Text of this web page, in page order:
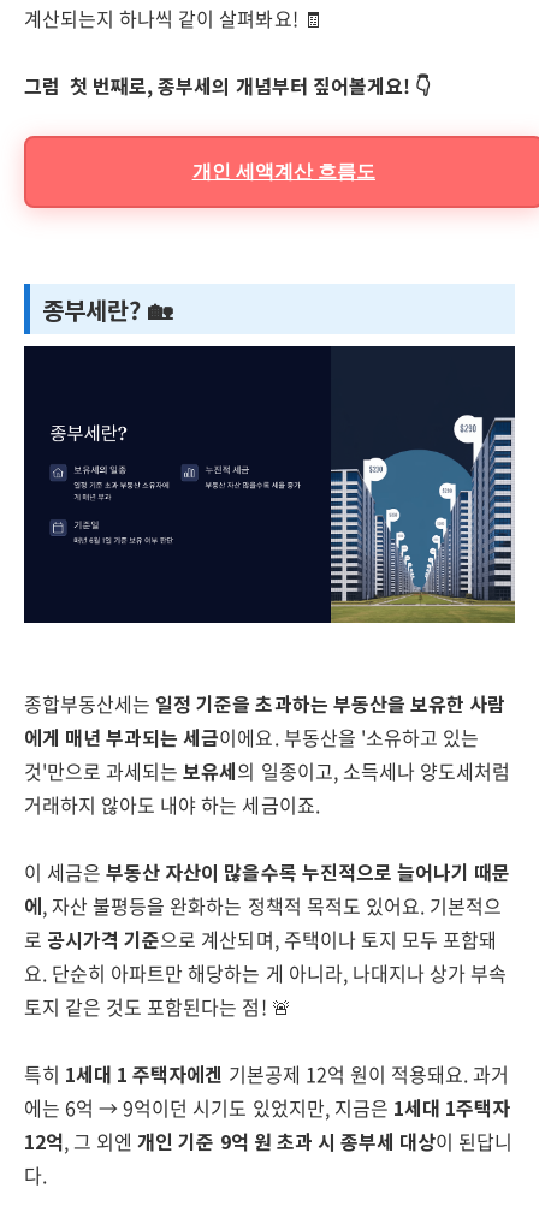
계산되는지 하나씩 같이 살펴봐요! 🧾
그럼 첫 번째로, 종부세의 개념부터 짚어볼게요! 👇
개인 세액계산 흐름도
종부세란? 🏡
종합부동산세는 일정 기준을 초과하는 부동산을 보유한 사람
에게 매년 부과되는 세금이에요. 부동산을 '소유하고 있는
것'만으로 과세되는보유세의 일종이고, 소득세나 양도세처럼
거래하지 않아도 내야 하는 세금이죠.
이 세금은부동산 자산이 많을수록 누진적으로 늘어나기 때문
에, 자산 불평등을 완화하는 정책적 목적도 있어요. 기본적으
로 공시가격 기준으로 계산되며, 주택이나 토지 모두 포함돼
요. 단순히 아파트만 해당하는 게 아니라, 나대지나 상가 부속
토지 같은 것도 포함된다는 점! 🚨
특히 1세대 1 주택자에겐 기본공제 12억 원이 적용돼요. 과거
에는 6억 → 9억이던 시기도 있었지만, 지금은 1세대 1주택자
12억, 그 외엔개인 기준 9억 원 초과 시 종부세 대상이 된답니
다.